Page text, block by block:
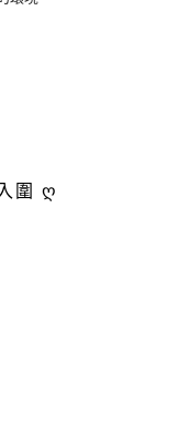
圍 ღ